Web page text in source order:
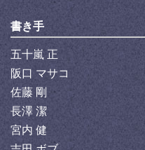
書き手
五十嵐 正
阪口 マサコ
佐藤 剛
長澤 潔
宮内 健